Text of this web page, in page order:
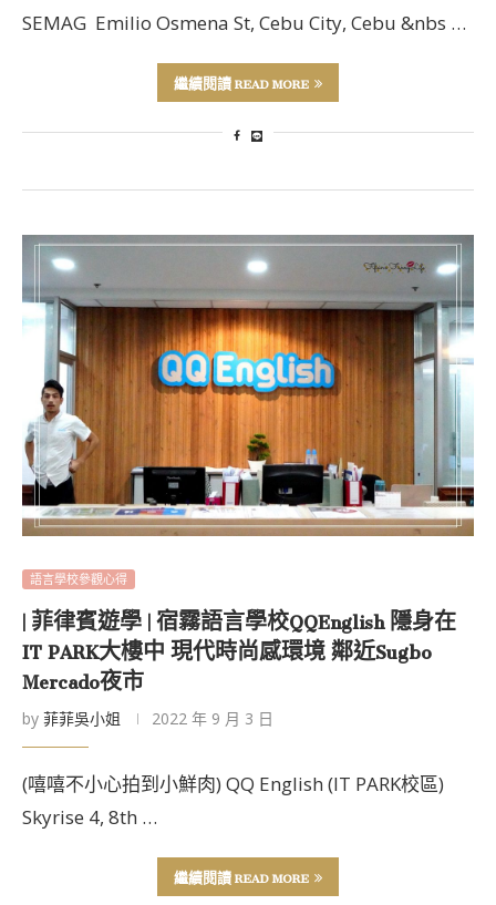
SEMAG Emilio Osmena St, Cebu City, Cebu &nbs …
繼續閱讀 READ MORE
語言學校參觀心得
| 菲律賓遊學 | 宿霧語言學校QQEnglish 隱身在
IT PARK大樓中 現代時尚感環境 鄰近Sugbo
Mercado夜市
by 菲菲吳小姐 2022 年 9 月 3 日
(嘻嘻不小心拍到小鮮肉) QQ English (IT PARK校區)
Skyrise 4, 8th …
繼續閱讀 READ MORE